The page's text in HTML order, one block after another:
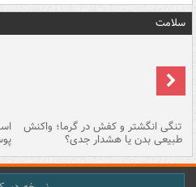
سلامت
تنگی انگشتر و کفش در گرما؛ واکنش
طبیعی بدن یا هشدار جدی؟